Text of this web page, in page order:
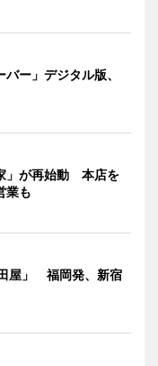
ー」デジタル版、
」が再始動 本店を
業も
屋」 福岡発、新宿